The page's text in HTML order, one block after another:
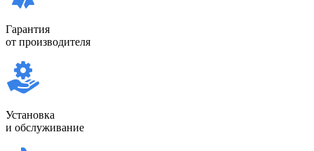
Гарантия
от производителя
Установка
и обслуживание